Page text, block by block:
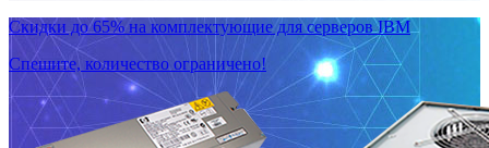
Скидки до 65% на комплектующие для серверов IBM
Спешите, количество ограничено!